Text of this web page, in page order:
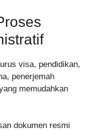
visa, pendidikan,
penerjemah
memudahkan
dokumen resmi